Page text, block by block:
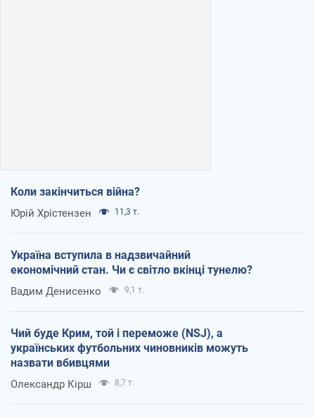
Коли закінчиться війна?
Юрій Хрістензен 11,3 т.
Україна вступила в надзвичайний
економічний стан. Чи є світло вкінці тунелю?
Вадим Денисенко 9,1 т.
Чий буде Крим, той і переможе (NSJ), а
українських футбольних чиновників можуть
назвати вбивцями
Олександр Кірш 8,7 т.